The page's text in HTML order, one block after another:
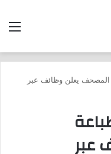
يعلن وظائف عبر
عبر